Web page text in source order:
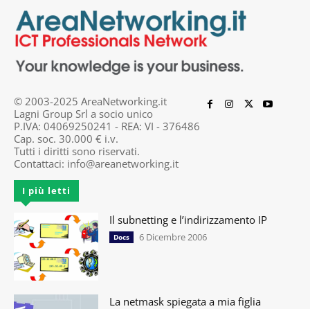
© 2003-2025 AreaNetworking.it
Lagni Group Srl a socio unico
P.IVA: 04069250241 - REA: VI - 376486
Cap. soc. 30.000 € i.v.
Tutti i diritti sono riservati.
Contattaci: info@areanetworking.it
I più letti
Il subnetting e l’indirizzamento IP
Docs 6 Dicembre 2006
La netmask spiegata a mia figlia